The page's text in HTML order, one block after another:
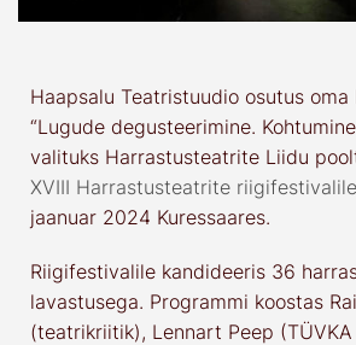
Haapsalu Teatristuudio osutus oma
“Lugude degusteerimine.
valituks Harrastusteatrite Liidu
XVIII Harrastusteatrite riigifestivalile
jaanuar 2024 Kuressaares.
Riigifestivalile kandideeris 36
lavastusega. Programmi koostas
(teatrikriitik), Lennart Peep